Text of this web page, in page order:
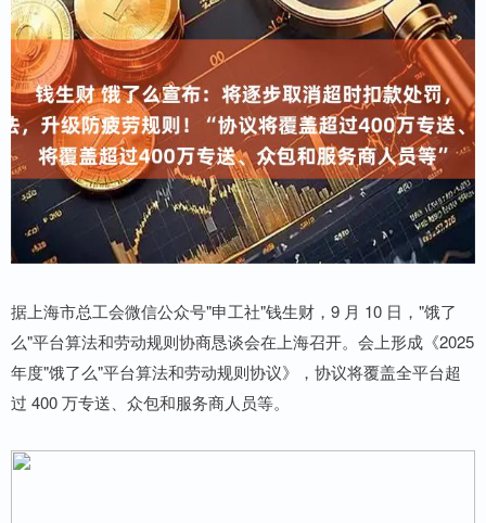
据上海市总工会微信公众号"申工社"钱生财，9 月 10 日，"饿了
么"平台算法和劳动规则协商恳谈会在上海召开。会上形成《2025
年度"饿了么"平台算法和劳动规则协议》，协议将覆盖全平台超
过 400 万专送、众包和服务商人员等。